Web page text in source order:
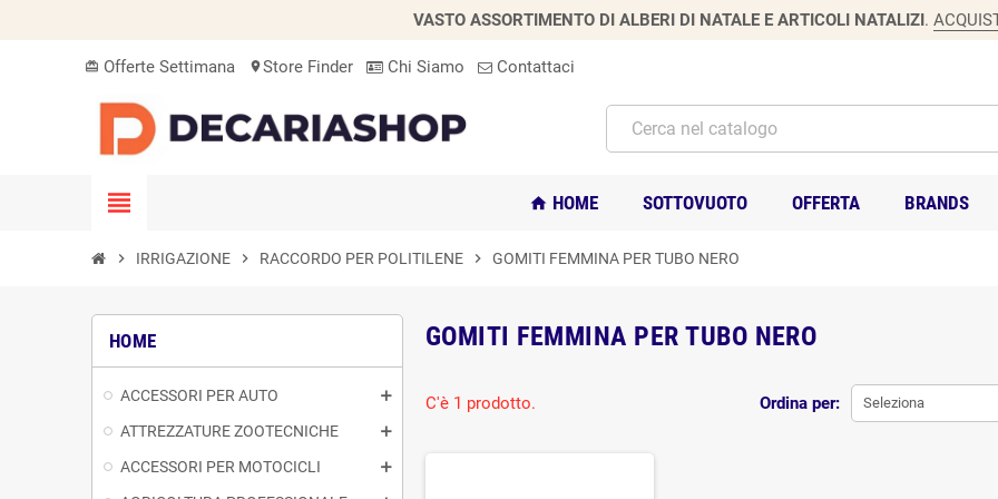
VASTO ASSORTIMENTO DI ALBERI DI NATALE E ARTICOLI NATALIZI.
card_giftcard Offerte Settimana location_onStore Finder Chi Siamo Contattaci
view_headline home HOME SOTTOVUOTO OFFERTA BRANDS
chevron_right IRRIGAZIONE chevron_right RACCORDO PER POLITILENE chevron_right GOMITI FEMMINA PER TUBO NERO
HOME
ACCESSORI PER AUTO
ATTREZZATURE ZOOTECNICHE
ACCESSORI PER MOTOCICLI
GOMITI FEMMINA PER TUBO NERO
Ordina per: Seleziona
C'è 1 prodotto.